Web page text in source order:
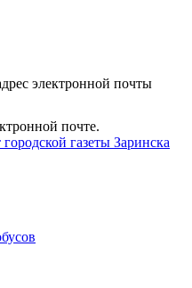
электронной почты
почте.
газеты Заринска